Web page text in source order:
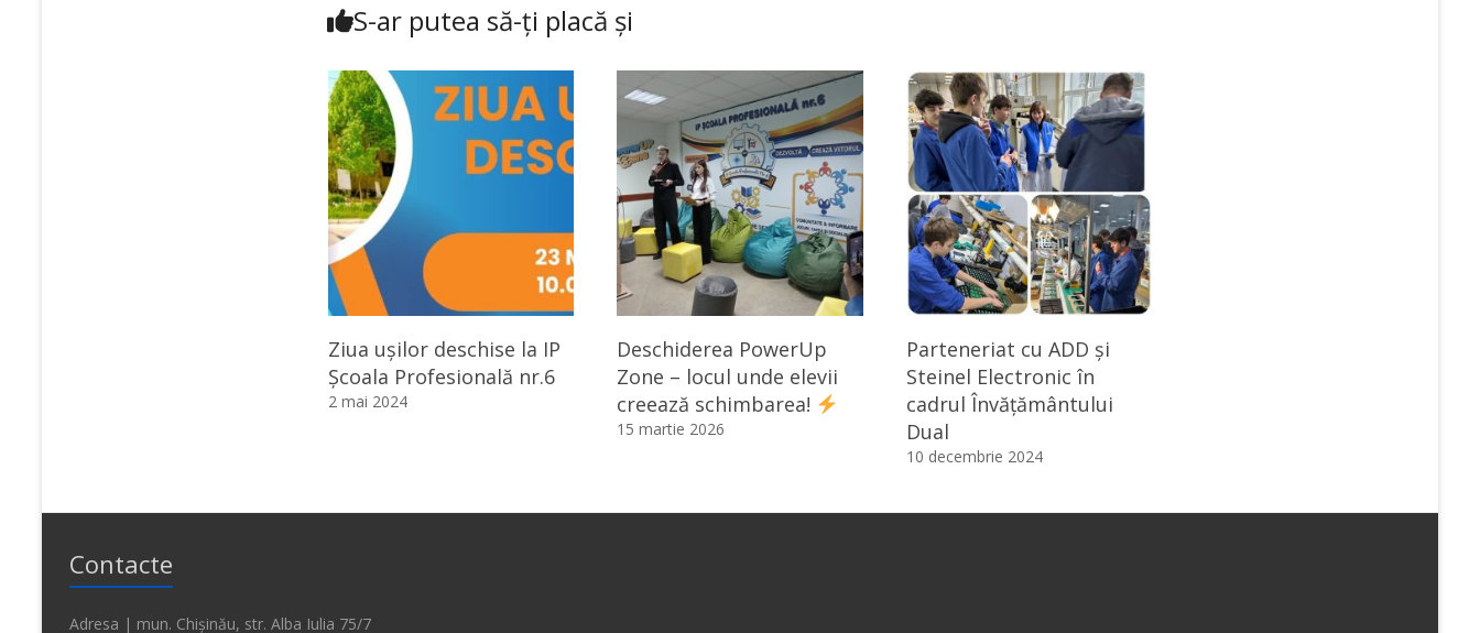
S-ar putea să-ți placă și
Ziua ușilor deschise la IP
Școala Profesională nr.6
2 mai 2024
Deschiderea PowerUp
Zone – locul unde elevii
creează schimbarea!
15 martie 2026
Parteneriat cu ADD și
Steinel Electronic în
cadrul Învățământului
Dual
10 decembrie 2024
Contacte
Adresa | mun. Chișinău, str. Alba Iulia 75/7